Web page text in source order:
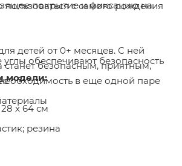
покрытие и фиксацию на
детей от 0+ месяцев. С ней
станет безопасным, приятным,
в еще одной паре
с самого рождения
обеспечивают безопасность
модели:
x 64 см
резина